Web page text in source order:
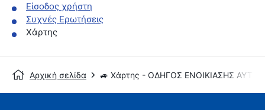
Είσοδος χρήστη
Συχνές Ερωτήσεις
Χάρτης
Αρχική σελίδα 🚙 Χάρτης - ΟΔΗΓΟΣ ΕΝΟΙΚΙΑΣΗΣ